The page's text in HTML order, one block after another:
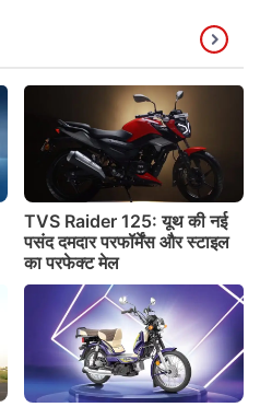
TVS Raider 125: यूथ की नई
पसंद दमदार परफॉर्मेंस और स्टाइल
का परफेक्ट मेल